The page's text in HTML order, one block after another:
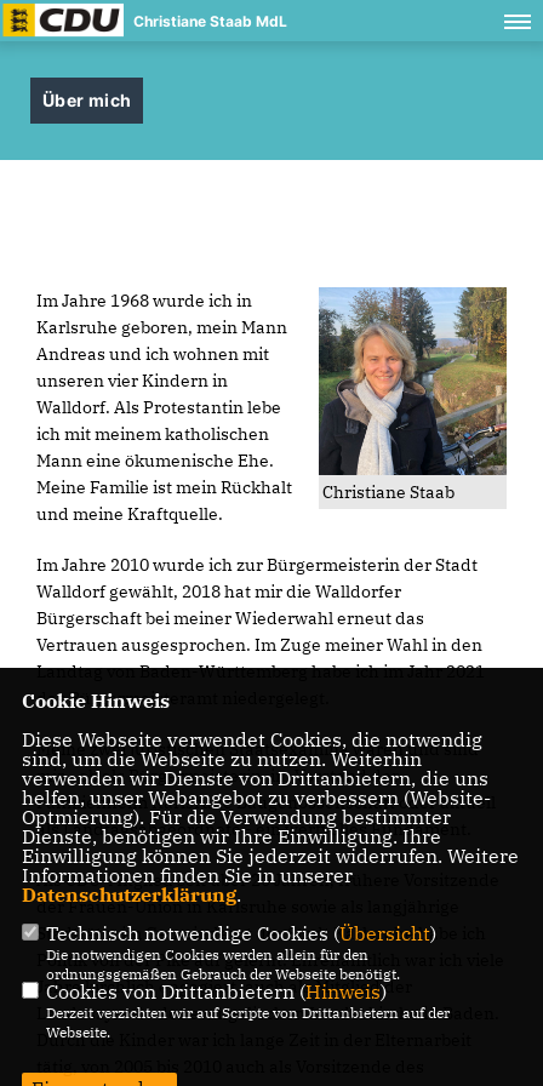
Christiane Staab MdL
Über mich
Christiane Staab
Im Jahre 1968 wurde ich in
Karlsruhe geboren, mein Mann
Andreas und ich wohnen mit
unseren vier Kindern in
Walldorf. Als Protestantin lebe
ich mit meinem katholischen
Mann eine ökumenische Ehe.
Meine Familie ist mein Rückhalt
und meine Kraftquelle.
Im Jahre 2010 wurde ich zur Bürgermeisterin der Stadt
Walldorf gewählt, 2018 hat mir die Walldorfer
Bürgerschaft bei meiner Wiederwahl erneut das
Vertrauen ausgesprochen. Im Zuge meiner Wahl in den
Landtag von Baden-Württemberg habe ich im Jahr 2021
das Bürgermeisteramt niedergelegt.
Meine zwei juristischen Staatsexamina waren und sind
mir - ob als Bürgermeisterin, im Vorstand der
Familienheim Karlsruhe Baugenossenschaft oder aktuell
als Landtagsabgeordnete - ein wertvolles Fundament.
Als CDU-Mitglied seit über 20 Jahren, frühere Vorsitzende
der Frauen-Union in Karlsruhe sowie als langjährige
Stadträtin im Gemeinderat der Stadt Karlsruhe habe ich
Politik von der Pike auf gelernt. Ehrenamtlich war ich viele
Jahre kirchlich engagiert, auch als Mitglied der
Landessynode der evangelischen Landeskirche in Baden.
Durch die Kinder war ich lange Zeit in der Elternarbeit
Cookie Hinweis
Diese Webseite verwendet Cookies, die notwendig
sind, um die Webseite zu nutzen. Weiterhin
verwenden wir Dienste von Drittanbietern, die uns
helfen, unser Webangebot zu verbessern (Website-
Optmierung). Für die Verwendung bestimmter
Dienste, benötigen wir Ihre Einwilligung. Ihre
Einwilligung können Sie jederzeit widerrufen. Weitere
Informationen finden Sie in unserer
Datenschutzerklärung.
Technisch notwendige Cookies (Übersicht)
Die notwendigen Cookies werden allein für den
ordnungsgemäßen Gebrauch der Webseite benötigt.
Cookies von Drittanbietern (Hinweis)
Derzeit verzichten wir auf Scripte von Drittanbietern auf der
Webseite.